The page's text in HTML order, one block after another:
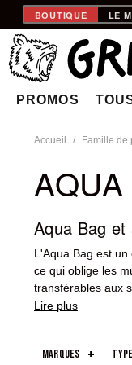
BOUTIQUE LE
PROMOS
Accueil Famille de
Aqua Bag
L'Aqua Bag est
ce qui oblige les
transférables aux
Retrouve aussi
marques